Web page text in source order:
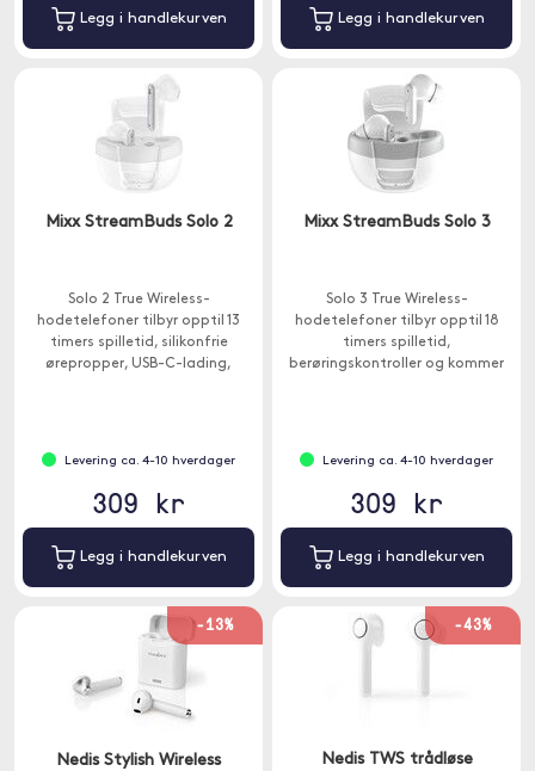
Legg i handlekurven Legg i handlekurven
Mixx StreamBuds Solo 2
Solo 2 True Wireless-
hodetelefoner tilbyr opptil 13
timers spilletid, silikonfrie
ørepropper, USB-C-lading,
Levering ca. 4-10 hverdager
309 kr
Legg i handlekurven
Mixx StreamBuds Solo 3
Solo 3 True Wireless-
hodetelefoner tilbyr opptil 18
timers spilletid,
berøringskontroller og kommer
Levering ca. 4-10 hverdager
309 kr
Legg i handlekurven
-13%
Nedis Stylish Wireless
-43%
Nedis TWS trådløse